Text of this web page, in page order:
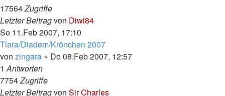
17564Zugriffe
Letzter Beitragvon Diwi84
So 11.Feb 2007, 17:10
Tiara/Diadem/Krönchen 2007
von zingara » Do 08.Feb 2007, 12:57
1Antworten
7754Zugriffe
Letzter Beitragvon Sir Charles